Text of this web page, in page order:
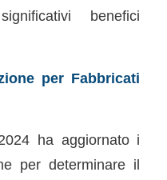
benefici
per Fabbricati
ha aggiornato i
per determinare il